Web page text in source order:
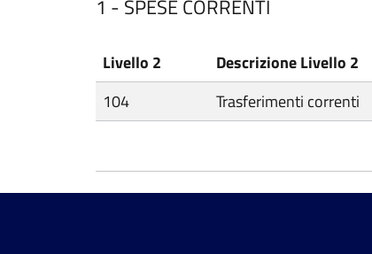
1 - SPESE CORRENTI
Livello 2 Descrizione Livello 2
104
Trasferimenti correnti